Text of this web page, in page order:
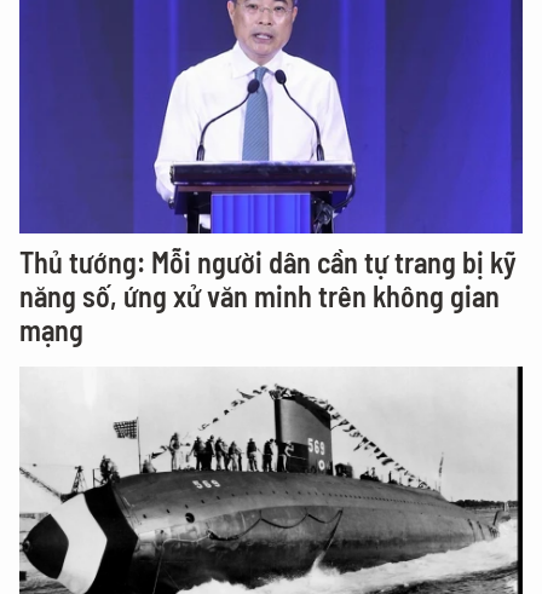
Thủ tướng: Mỗi người dân cần tự trang bị kỹ
năng số, ứng xử văn minh trên không gian
mạng